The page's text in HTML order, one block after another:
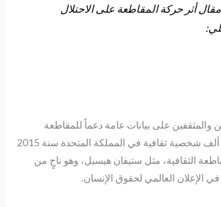
أثر حركة المقاطعة على الاحتلال
والمثقفين على بيانات عامة دعماً للمقاطعة
الثقافية. منهم حوالي ألف شخصية ثقافية في المملكة المتحدة سنة 2015
الثقافية، مثل ستيفان هيسيل، وهو ناجٍ من
الإعلان العالمي لحقوق الإنسان.